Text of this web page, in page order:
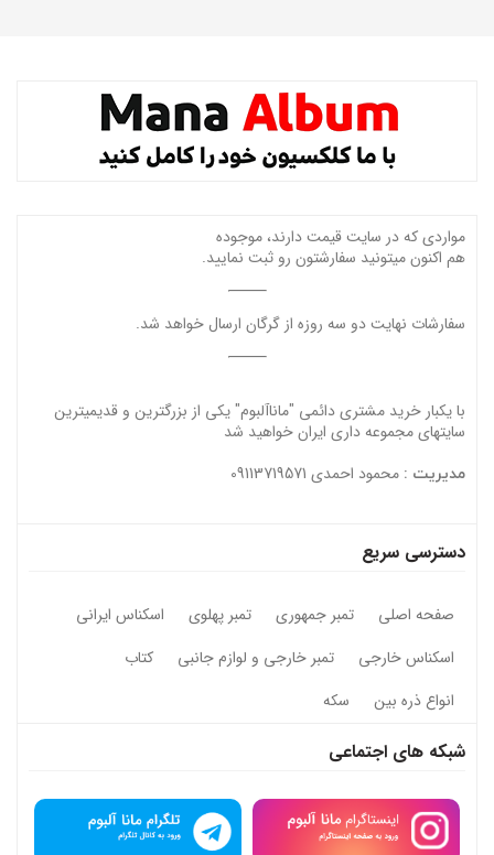
مواردی که در سایت قیمت دارند، موجوده
هم اکنون میتونید سفارشتون رو ثبت نمایید.
سفارشات نهایت دو سه روزه از گرگان ارسال خواهد شد.
با یکبار خرید مشتری دائمی "ماناآلبوم" یکی از بزرگترین و قدیمیترین
سایتهای مجموعه داری ایران خواهید شد
مدیریت : محمود احمدی 09113719571
دسترسی سریع
صفحه اصلی تمبر جمهوری تمبر پهلوی
اسکناس ایرانی
اسکناس خارجی
تمبر خارجی و لوازم جانبی
کتاب
انواع ذره بین
سکه
شبکه های اجتماعی